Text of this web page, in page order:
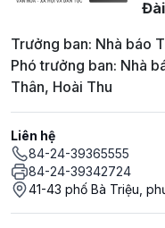
Trưởng ban: Nhà báo
Phó trưởng ban: Nhà
Thân, Hoài Thu
Liên hệ
84-24-39365555
84-24-39342724
41-43 phố Bà Triệu,